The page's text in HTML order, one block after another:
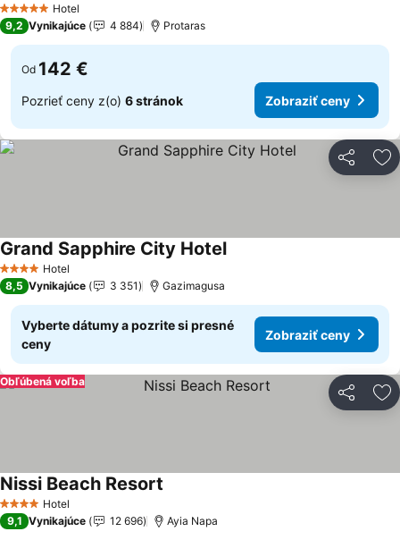
5 Počet hviezdičiek
Hotel
9,2 Vynikajúce 4 884 Protaras
Od 142 €
Pozrieť ceny z(o) 6 stránok Zobraziť ceny
Zdieľať
4 Počet hviezdičiek
Hotel
Grand Sapphire City Hotel
8,5 Vynikajúce 3 351 Gazimagusa
Vyberte dátumy a pozrite si presné
ceny
Zobraziť ceny
Zdieľať
Obľúbená voľba
4 Počet hviezdičiek
Hotel
Nissi Beach Resort
9,1 Vynikajúce 12 696 Ayia Napa